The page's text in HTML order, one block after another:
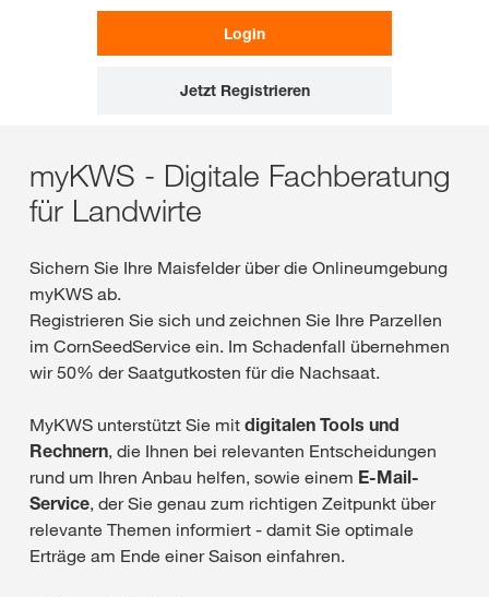
Login
Jetzt Registrieren
myKWS - Digitale Fachberatung
für Landwirte
Sichern Sie Ihre Maisfelder über die Onlineumgebung
myKWS ab.
Registrieren Sie sich und zeichnen Sie Ihre Parzellen
im CornSeedService ein. Im Schadenfall übernehmen
wir 50% der Saatgutkosten für die Nachsaat.
MyKWS unterstützt Sie mit digitalen Tools und
Rechnern, die Ihnen bei relevanten Entscheidungen
rund um Ihren Anbau helfen, sowie einem E-Mail-
Service, der Sie genau zum richtigen Zeitpunkt über
relevante Themen informiert - damit Sie optimale
Erträge am Ende einer Saison einfahren.